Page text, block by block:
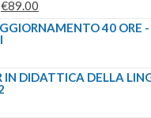
IL
PREZZO
ORIGINALE
€109.00.
€89.00
PREZZO
€89.00.
40 ORE
IN DIDATTICA DELLA